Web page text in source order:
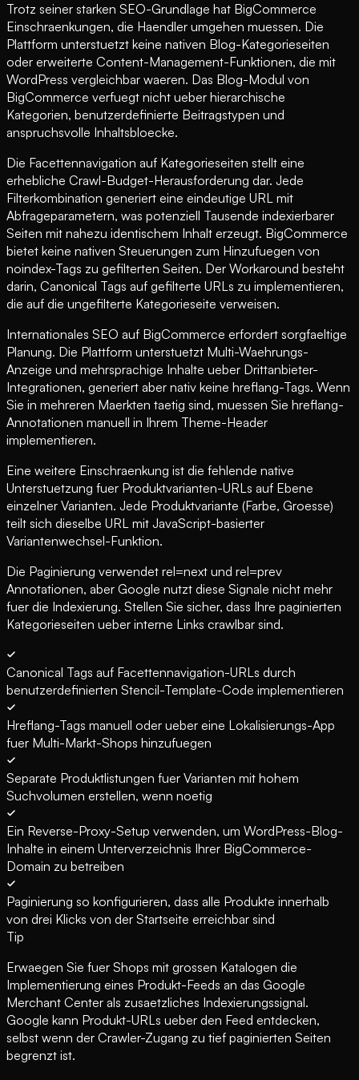
Trotz seiner starken SEO-Grundlage hat BigCommerce
Einschraenkungen, die Haendler umgehen muessen. Die
Plattform unterstuetzt keine nativen Blog-Kategorieseiten
oder erweiterte Content-Management-Funktionen, die mit
WordPress vergleichbar waeren. Das Blog-Modul von
BigCommerce verfuegt nicht ueber hierarchische
Kategorien, benutzerdefinierte Beitragstypen und
anspruchsvolle Inhaltsbloecke.
Die Facettennavigation auf Kategorieseiten stellt eine
erhebliche Crawl-Budget-Herausforderung dar. Jede
Filterkombination generiert eine eindeutige URL mit
Abfrageparametern, was potenziell Tausende indexierbarer
Seiten mit nahezu identischem Inhalt erzeugt. BigCommerce
bietet keine nativen Steuerungen zum Hinzufuegen von
noindex-Tags zu gefilterten Seiten. Der Workaround besteht
darin, Canonical Tags auf gefilterte URLs zu implementieren,
die auf die ungefilterte Kategorieseite verweisen.
Internationales SEO auf BigCommerce erfordert sorgfaeltige
Planung. Die Plattform unterstuetzt Multi-Waehrungs-
Anzeige und mehrsprachige Inhalte ueber Drittanbieter-
Integrationen, generiert aber nativ keine hreflang-Tags. Wenn
Sie in mehreren Maerkten taetig sind, muessen Sie hreflang-
Annotationen manuell in Ihrem Theme-Header
implementieren.
Eine weitere Einschraenkung ist die fehlende native
Unterstuetzung fuer Produktvarianten-URLs auf Ebene
einzelner Varianten. Jede Produktvariante (Farbe, Groesse)
teilt sich dieselbe URL mit JavaScript-basierter
Variantenwechsel-Funktion.
Die Paginierung verwendet rel=next und rel=prev
Annotationen, aber Google nutzt diese Signale nicht mehr
fuer die Indexierung. Stellen Sie sicher, dass Ihre paginierten
Kategorieseiten ueber interne Links crawlbar sind.
Canonical Tags auf Facettennavigation-URLs durch
benutzerdefinierten Stencil-Template-Code implementieren
Hreflang-Tags manuell oder ueber eine Lokalisierungs-App
fuer Multi-Markt-Shops hinzufuegen
Separate Produktlistungen fuer Varianten mit hohem
Suchvolumen erstellen, wenn noetig
Ein Reverse-Proxy-Setup verwenden, um WordPress-Blog-
Inhalte in einem Unterverzeichnis Ihrer BigCommerce-
Domain zu betreiben
Paginierung so konfigurieren, dass alle Produkte innerhalb
von drei Klicks von der Startseite erreichbar sind
Tip
Erwaegen Sie fuer Shops mit grossen Katalogen die
Implementierung eines Produkt-Feeds an das Google
Merchant Center als zusaetzliches Indexierungssignal.
Google kann Produkt-URLs ueber den Feed entdecken,
selbst wenn der Crawler-Zugang zu tief paginierten Seiten
begrenzt ist.